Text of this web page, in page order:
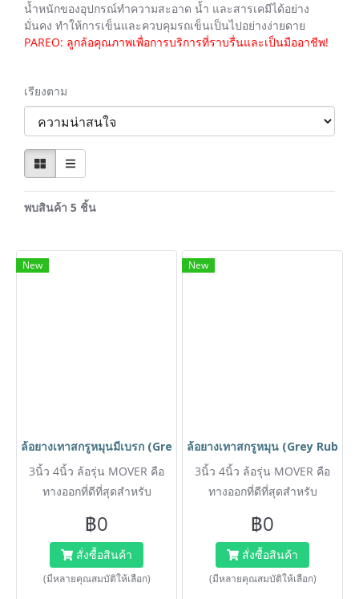
น้ำหนักของอุปกรณ์ทำความสะอาด น้ำ และสารเคมีได้อย่าง
มั่นคง ทำให้การเข็นและควบคุมรถเข็นเป็นไปอย่างง่ายดาย
PAREO: ลูกล้อคุณภาพเพื่อการบริการที่ราบรื่นและเป็นมืออาชีพ!
เรียงตาม
พบสินค้า 5 ชิ้น
New
ล้อยางเทาสกรูหมุนมีเบรก (Grey Rubber Caster) รุ่น MOVER ยี่ห้อ
3นิ้ว 4นิ้ว ล้อรุ่น MOVER คือ
ทางออกที่ดีที่สุดสำหรับ
โรงพยาบาล, คาเฟ่, สำนักงาน)
ที่ต้องการล้อคุณภาพสูงที่ไม่
สร้างความเสียหายแก่พื้นผิว
฿0
สั่งซื้อสินค้า
(มีหลายคุณสมบัติให้เลือก)
New
ล้อยางเทาสกรูหมุน (Grey
3นิ้ว 4นิ้ว ล้อรุ่น MOVER คือ
ทางออกที่ดีที่สุดสำหรับ
โรงพยาบาล, คาเฟ่, สำนักงาน)
ที่ต้องการล้อคุณภาพสูงที่ไม่
สร้างความเสียหายแก่พื้นผิว
฿0
สั่งซื้อสินค้า
(มีหลายคุณสมบัติให้เลือก)